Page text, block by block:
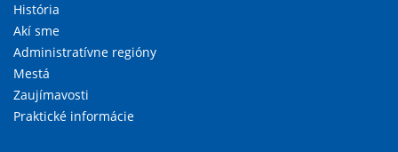
História
Akí sme
Administratívne regióny
Mestá
Zaujímavosti
Praktické informácie